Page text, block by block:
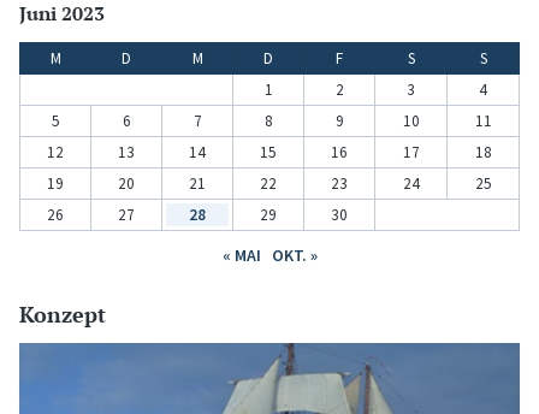
Juni 2023
M D M D F S
S
1
2 3
4
5
6 7 8 9 10
11
12
13 14 15 16 17
18
19
20 21 22 23 24
25
26
27 28 29 30
« MAI OKT. »
Konzept